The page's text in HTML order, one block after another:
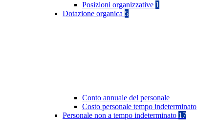
Posizioni organizzative 1
Dotazione organica 5
Conto annuale del personale
Costo personale tempo indeterminato
Personale non a tempo indeterminato 17